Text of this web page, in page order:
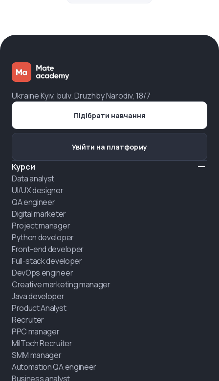
Ukraine Kyiv, bulv. Druzhby Narodiv, 18/7
Курси
Data analyst
UI/UX designer
QA engineer
Digital marketer
Project manager
Python developer
Front-end developer
Full-stack developer
DevOps engineer
Creative marketing manager
Java developer
Product Analyst
Recruiter
PPC manager
MilTech Recruiter
SMM manager
Automation QA engineer
Business analyst
Підібрати навчання
Увійти на платформу